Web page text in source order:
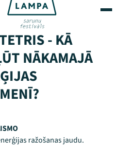
- KĀ
NĀKAMAJĀ
ražošanas jaudu.